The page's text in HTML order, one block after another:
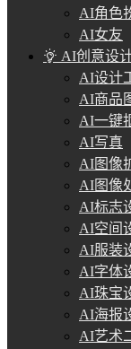
AI角色
AI女友
AI创意设
AI设计
AI商品
AI一键
AI写真
AI图像
AI图像
AI标志
AI空间
AI服装
AI字体
AI珠宝
AI海报
AI艺术